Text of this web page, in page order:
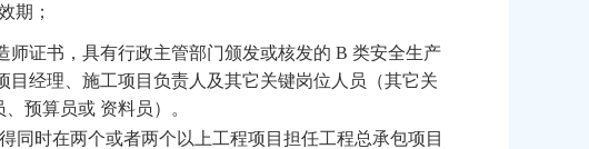
期；
师证书，具有行政主管部门颁发或核发的 B 类安全生产
经理、施工项目负责人及其它关键岗位人员（其它关
预算员或 资料员）。
同时在两个或者两个以上工程项目担任工程总承包项目